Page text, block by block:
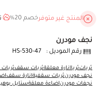
المنتج غير متوفر خصم 20%
نجف مودرن
رقم الموديل : 47-HS-530
ثرياتثرياانارة معلقةثريات سقف
نجف مودرنثريات سقفيةانارة سقف
نجفات مودرناضاءة معلقةستايل